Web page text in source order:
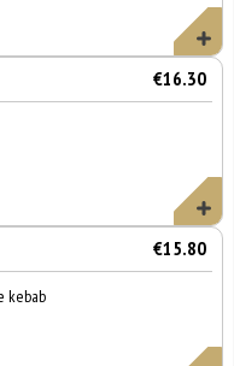
€16.30
€15.80
kebab